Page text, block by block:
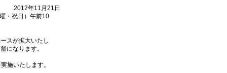
2012年11月21日
・祝日）午前10
スが拡大いたし
になります。
施いたします。